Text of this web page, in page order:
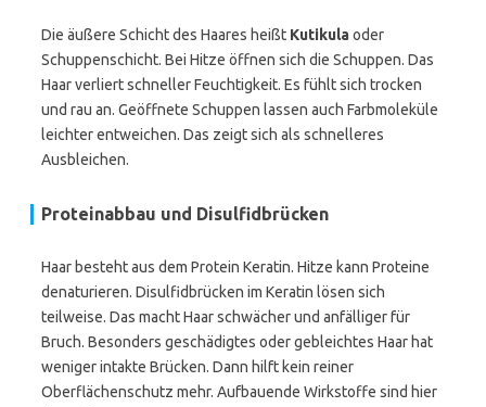
Die äußere Schicht des Haares heißt Kutikulaoder
Schuppenschicht. Bei Hitze öffnen sich die Schuppen. Das
Haar verliert schneller Feuchtigkeit. Es fühlt sich trocken
und rau an. Geöffnete Schuppen lassen auch Farbmoleküle
leichter entweichen. Das zeigt sich als schnelleres
Ausbleichen.
Proteinabbau und Disulfidbrücken
Haar besteht aus dem Protein Keratin. Hitze kann Proteine
denaturieren. Disulfidbrücken im Keratin lösen sich
teilweise. Das macht Haar schwächer und anfälliger für
Bruch. Besonders geschädigtes oder gebleichtes Haar hat
weniger intakte Brücken. Dann hilft kein reiner
Oberflächenschutz mehr. Aufbauende Wirkstoffe sind hier